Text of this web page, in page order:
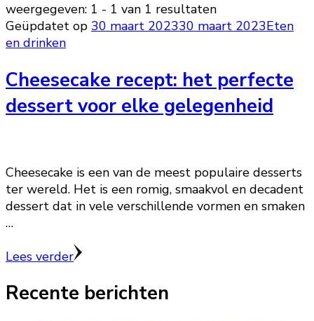
weergegeven: 1 - 1 van 1 resultaten
Geüpdatet op 30 maart 202330 maart 2023Eten
en drinken
Cheesecake recept: het perfecte
dessert voor elke gelegenheid
Cheesecake is een van de meest populaire desserts
ter wereld. Het is een romig, smaakvol en decadent
dessert dat in vele verschillende vormen en smaken
…
Lees verder
Recente berichten